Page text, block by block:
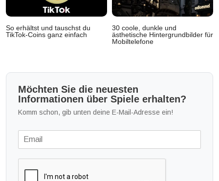
So erhältst und tauschst du
TikTok-Coins ganz einfach
30 coole, dunkle und
ästhetische Hintergrundbilder für
Mobiltelefone
Möchten Sie die neuesten
Informationen über Spiele erhalten?
Komm schon, gib unten deine E-Mail-Adresse ein!